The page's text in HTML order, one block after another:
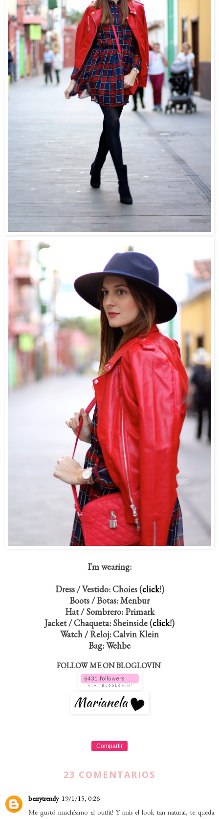
I'm wearing:
Dress / Vestido: Choies (click!)
Boots / Botas: Menbur
Hat / Sombrero: Primark
Jacket / Chaqueta: Sheinside (click!)
Watch / Reloj: Calvin Klein
Bag: Wehbe
FOLLOW ME ON BLOGLOVIN
Compartir
23 COMENTARIOS
berrytrendy 19/1/15, 0:26
Me gustó muchísimo el outfit! Y más el look tan natural, te queda